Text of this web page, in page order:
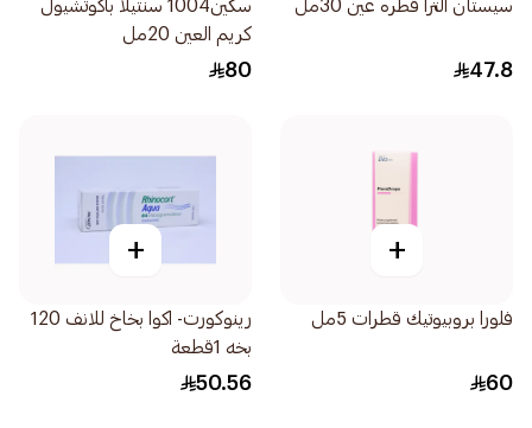
سيستان الترا قطره عين 30مل
47.8
سكين1004 سنتيلا باكوتشيول
كريم العين 20مل
80
+
فلورا بروبيوتيك قطرات 5مل
60
+
رينوكورت- اكوا بخاخ للانف 120
بخه 1قطعة
50.56